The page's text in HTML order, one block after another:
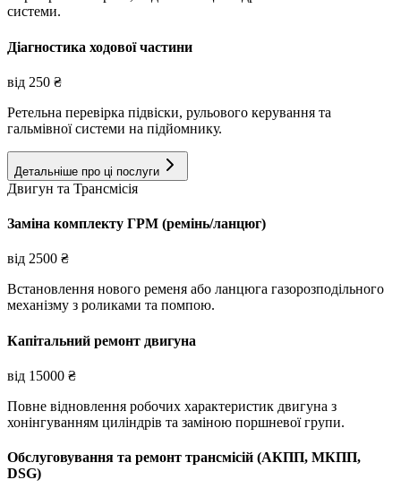
системи.
Діагностика ходової частини
від 250 ₴
Ретельна перевірка підвіски, рульового керування та
гальмівної системи на підйомнику.
Детальніше про ці послуги
Двигун та Трансмісія
Заміна комплекту ГРМ (ремінь/ланцюг)
від 2500 ₴
Встановлення нового ременя або ланцюга газорозподільного
механізму з роликами та помпою.
Капітальний ремонт двигуна
від 15000 ₴
Повне відновлення робочих характеристик двигуна з
хонінгуванням циліндрів та заміною поршневої групи.
Обслуговування та ремонт трансмісій (АКПП, МКПП,
DSG)